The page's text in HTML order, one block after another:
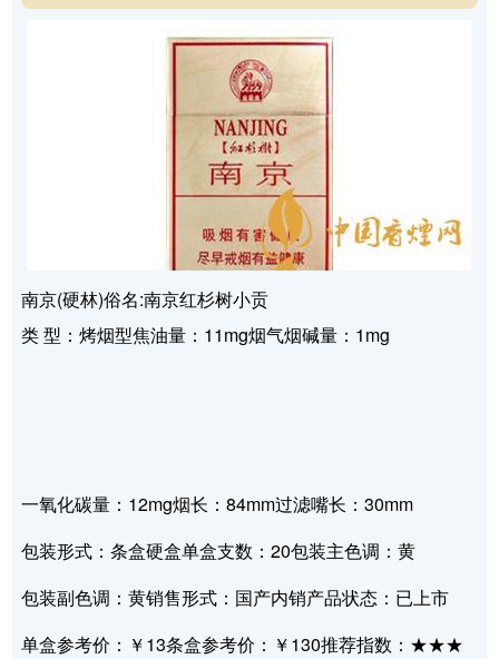
南京(硬林)俗名:南京红杉树小贡
类 型：烤烟型焦油量：11mg烟气烟碱量：1mg
一氧化碳量：12mg烟长：84mm过滤嘴长：30mm
包装形式：条盒硬盒单盒支数：20包装主色调：黄
包装副色调：黄销售形式：国产内销产品状态：已上市
单盒参考价：￥13条盒参考价：￥130推荐指数：★★★